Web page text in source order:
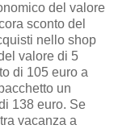
del valore
sconto del
nello shop
valore di 5
di 105 euro a
un
138 euro. Se
vacanza a